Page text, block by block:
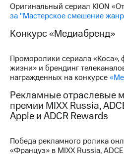
Оригинальный сериал KION
за "Мастерское смешение
Конкурс «Медиабренд»
Проморолики сериала «Коса»,
жизни» и брендинг
награжденных на конкурсе
Рекламные отраслевые
премии MIXX Russia,
Apple и ADCR Rewards
Победа рекламного ролика
«Француз» в MIXX Russia,